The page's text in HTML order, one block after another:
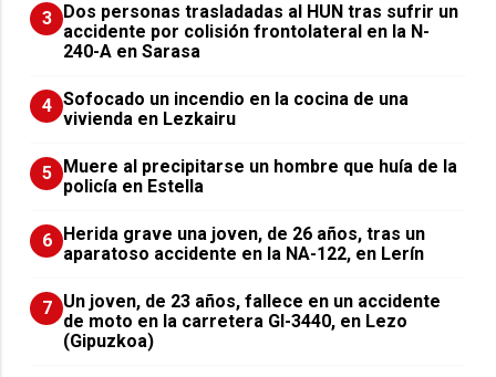
3
​Dos personas trasladadas al HUN tras sufrir un
accidente por colisión frontolateral en la N-
240-A en Sarasa
4 Sofocado un incendio en la cocina de una
vivienda en Lezkairu
5
Muere al precipitarse un hombre que huía de la
policía en Estella
6
Herida grave una joven, de 26 años, tras un
aparatoso accidente en la NA-122, en Lerín
7 Un joven, de 23 años, fallece en un accidente
de moto en la carretera GI-3440, en Lezo
(Gipuzkoa)